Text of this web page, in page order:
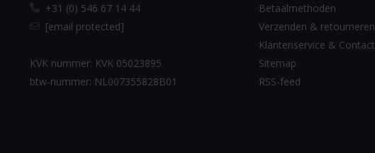
+31 (0) 546 67 14 44
[email protected]
KVK nummer: KVK 05023895
btw-nummer: NL007355828B01
Betaalmethoden
Verzenden & retourneren
Klantenservice & Contact
Sitemap
RSS-feed